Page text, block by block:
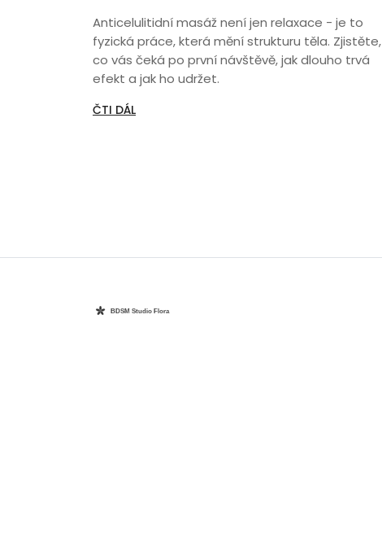
Anticelulitidní masáž není jen relaxace - je to
fyzická práce, která mění strukturu těla. Zjistěte,
co vás čeká po první návštěvě, jak dlouho trvá
efekt a jak ho udržet.
ČTI DÁL